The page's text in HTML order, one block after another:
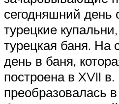
сегодняшний день
турецкие
турецкая баня. На
день в баня,
построена в XVII в.
преобразовалась